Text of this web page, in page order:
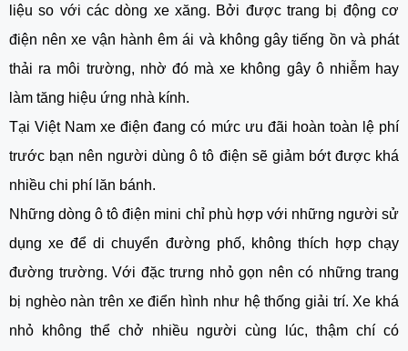
liệu so với các dòng xe xăng. Bởi được trang bị động cơ
điện nên xe vận hành êm ái và không gây tiếng ồn và phát
thải ra môi trường, nhờ đó mà xe không gây ô nhiễm hay
làm tăng hiệu ứng nhà kính.
Tại Việt Nam xe điện đang có mức ưu đãi hoàn toàn lệ phí
trước bạn nên người dùng ô tô điện sẽ giảm bớt được khá
nhiều chi phí lăn bánh.
Những dòng ô tô điện mini chỉ phù hợp với những người sử
dụng xe để di chuyển đường phố, không thích hợp chạy
đường trường. Với đặc trưng nhỏ gọn nên có những trang
bị nghèo nàn trên xe điển hình như hệ thống giải trí. Xe khá
nhỏ không thể chở nhiều người cùng lúc, thậm chí có